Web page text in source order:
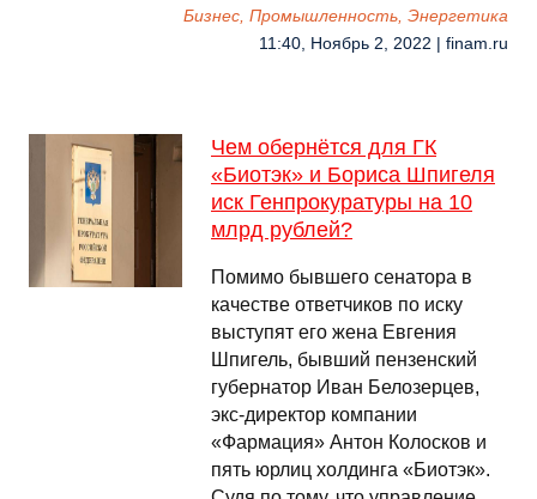
Бизнес, Промышленность, Энергетика
11:40, Ноябрь 2, 2022 | finam.ru
Чем обернётся для ГК
«Биотэк» и Бориса Шпигеля
иск Генпрокуратуры на 10
млрд рублей?
Помимо бывшего сенатора в
качестве ответчиков по иску
выступят его жена Евгения
Шпигель, бывший пензенский
губернатор Иван Белозерцев,
экс-директор компании
«Фармация» Антон Колосков и
пять юрлиц холдинга «Биотэк».